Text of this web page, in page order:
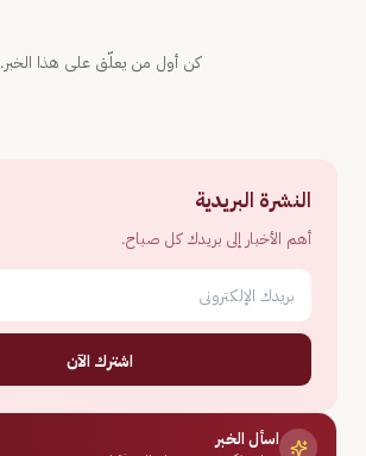
كن أول من يعلّق على هذا الخبر.
النشرة البريدية
أهم الأخبار إلى بريدك كل صباح.
اشترك الآن
اسأل الخبر